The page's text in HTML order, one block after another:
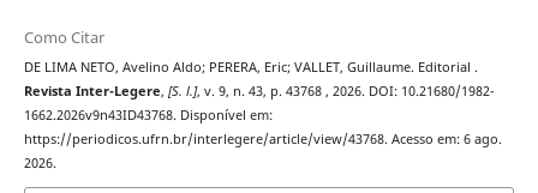
Como Citar
DE LIMA NETO, Avelino Aldo; PERERA, Eric; VALLET, Guillaume. Editorial .
Revista Inter-Legere, [S. l.], v. 9, n. 43, p. 43768 , 2026. DOI: 10.21680/1982-
1662.2026v9n43ID43768. Disponível em:
https://periodicos.ufrn.br/interlegere/article/view/43768. Acesso em: 6 ago.
2026.